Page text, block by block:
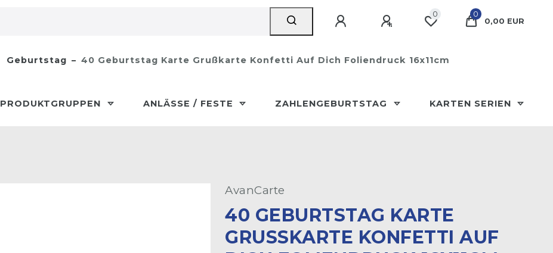
0
0
0,00 EUR
Geburtstag 40 Geburtstag Karte Grußkarte Konfetti Auf Dich Foliendruck 16x11cm
PRODUKTGRUPPEN ANLÄSSE / FESTE ZAHLENGEBURTSTAG KARTEN SERIEN
AvanCarte
40 GEBURTSTAG KARTE
GRUSSKARTE KONFETTI AUF D